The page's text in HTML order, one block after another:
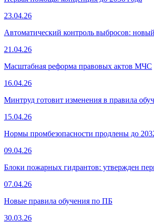
23.04.26
Автоматический контроль выбросов:
21.04.26
Масштабная реформа правовых актов МЧС
16.04.26
Минтруд готовит изменения в правила
15.04.26
Нормы промбезопасности продлены до
09.04.26
Блоки пожарных гидрантов: утвержден
07.04.26
Новые правила обучения по ПБ
30.03.26